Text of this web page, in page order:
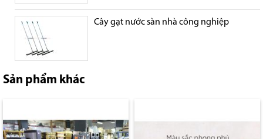
Cây gạt nước sàn nhà công nghiệp
Sản phẩm khác